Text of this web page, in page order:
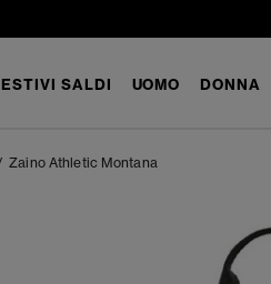
ESTIVI SALDI UOMO DONNA
Zaino Athletic Montana